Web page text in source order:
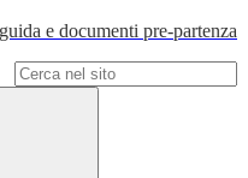
e documenti pre-partenza